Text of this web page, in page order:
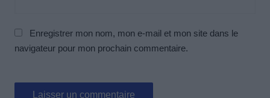
Enregistrer mon nom, mon e-mail et mon site dans le
navigateur pour mon prochain commentaire.